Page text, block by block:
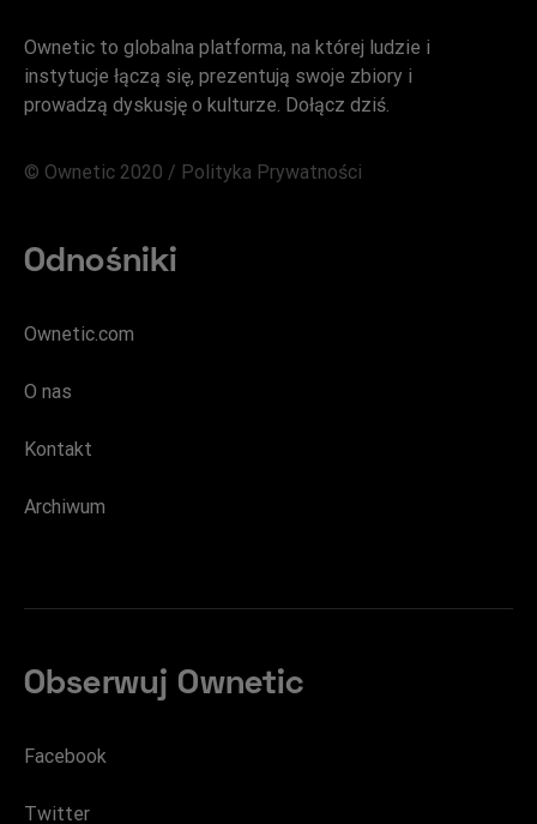
Ownetic to globalna platforma, na której ludzie i
instytucje łączą się, prezentują swoje zbiory i
prowadzą dyskusję o kulturze. Dołącz dziś.
© Ownetic 2020 / Polityka Prywatności
Odnośniki
Ownetic.com
O nas
Kontakt
Archiwum
Obserwuj Ownetic
Facebook
Twitter